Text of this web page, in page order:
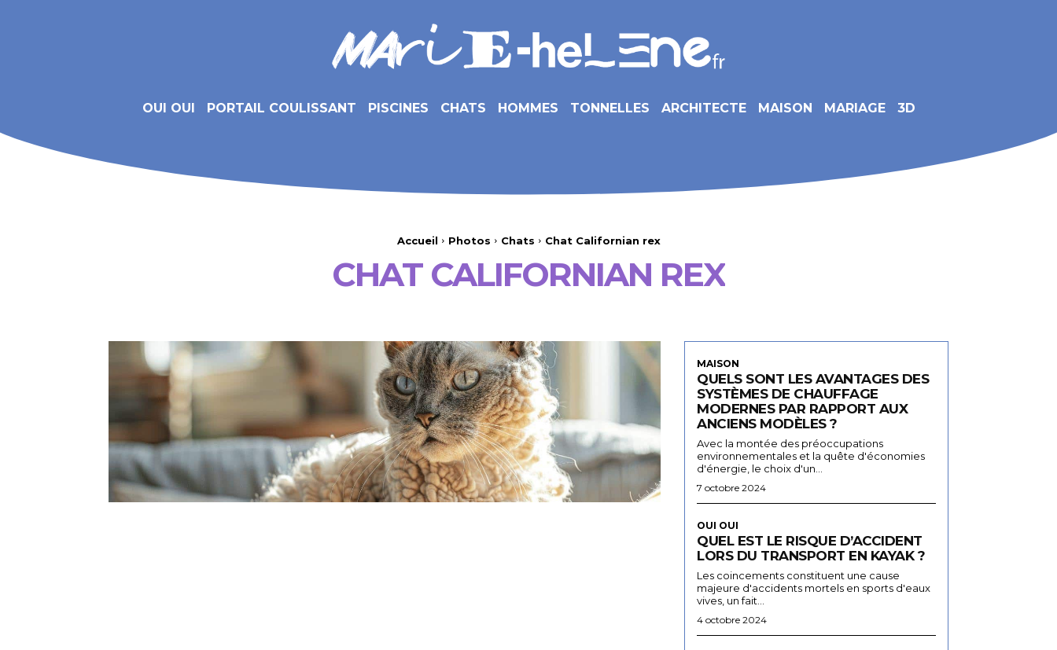
OUI OUI PORTAIL COULISSANT PISCINES CHATS HOMMES TONNELLES ARCHITECTE MAISON MARIAGE 3D
Accueil Photos Chats Chat Californian rex
CHAT CALIFORNIAN REX
MAISON
QUELS SONT LES AVANTAGES DES
SYSTÈMES DE CHAUFFAGE
MODERNES PAR RAPPORT AUX
ANCIENS MODÈLES ?
Avec la montée des préoccupations
environnementales et la quête d'économies
d'énergie, le choix d'un...
7 octobre 2024
OUI OUI
QUEL EST LE RISQUE D’ACCIDENT
LORS DU TRANSPORT EN KAYAK ?
Les coincements constituent une cause
majeure d'accidents mortels en sports d'eaux
vives, un fait...
4 octobre 2024